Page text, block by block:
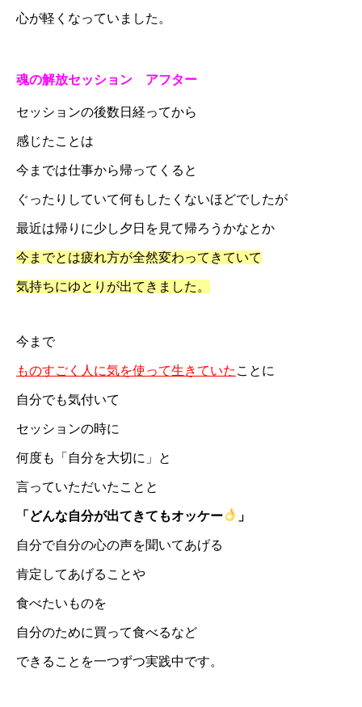
心が軽くなっていました。
魂の解放セッション アフター
セッションの後数日経ってから
感じたことは
今までは仕事から帰ってくると
ぐったりしていて何もしたくないほどでしたが
最近は帰りに少し夕日を見て帰ろうかなとか
今までとは疲れ方が全然変わってきていて
気持ちにゆとりが出てきました。
今まで
ものすごく人に気を使って生きていた ことに
自分でも気付いて
セッションの時に
何度も「自分を大切に」と
言っていただいたことと
「どんな自分が出てきてもオッケー 」
自分で自分の心の声を聞いてあげる
肯定してあげることや
食べたいものを
自分のために買って食べるなど
できることを一つずつ実践中です。